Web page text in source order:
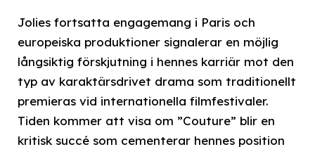
Jolies fortsatta engagemang i Paris och
europeiska produktioner signalerar en möjlig
långsiktig förskjutning i hennes karriär mot den
typ av karaktärsdrivet drama som traditionellt
premieras vid internationella filmfestivaler.
Tiden kommer att visa om ”Couture” blir en
kritisk succé som cementerar hennes position